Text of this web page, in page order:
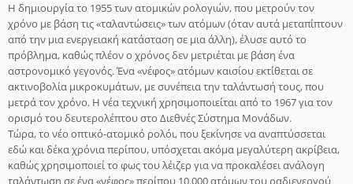
Η δημιουργία το 1955 των ατομικών ρολογιών, που μετρούν τον
χρόνο με βάση τις «ταλαντώσεις» των ατόμων (όταν αυτά μεταπίπτουν
από την μια ενεργειακή κατάσταση σε μια άλλη), έλυσε αυτό το
πρόβλημα, καθώς πλέον ο χρόνος δεν μετριέται με βάση ένα
αστρονομικό γεγονός. Ένα «νέφος» ατόμων καισίου εκτίθεται σε
ακτινοβολία μικροκυμάτων, με συνέπεια την ταλάντωσή τους, που
μετρά τον χρόνο. Η νέα τεχνική χρησιμοποιείται από το 1967 για τον
ορισμό του δευτερολέπτου στο Διεθνές Σύστημα Μονάδων.
Τώρα, το νέο οπτικό-ατομικό ρολόι, που ξεκίνησε να αναπτύσσεται
εδώ και δέκα χρόνια περίπου, υπόσχεται ακόμα μεγαλύτερη ακρίβεια,
καθώς χρησιμοποιεί το φως του λέιζερ για να προκαλέσει ανάλογη